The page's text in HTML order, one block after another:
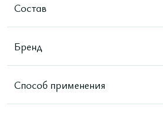
Состав
Бренд
Способ применения